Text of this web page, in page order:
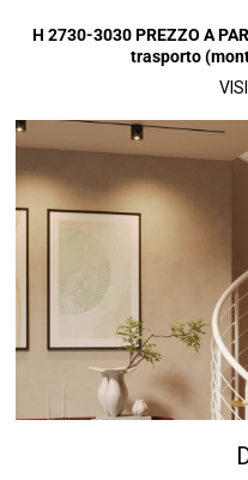
H 2730-3030 PREZZO A
trasporto